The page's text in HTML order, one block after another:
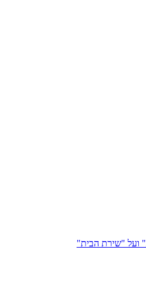
ועל "שירת הבית"